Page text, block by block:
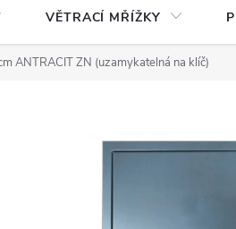
VĚTRACÍ MŘÍŽKY
ANTRACIT ZN (uzamykatelná na klíč)